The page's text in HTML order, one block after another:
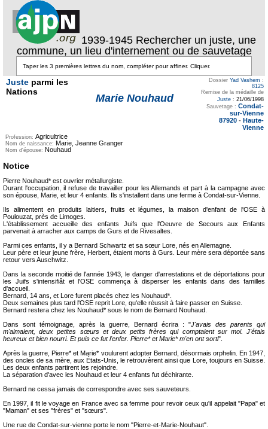
1939-1945 Rechercher un juste, une
commune, un lieu d'internement ou de sauvetage
Juste parmi les
Nations
Marie Nouhaud
Dossier Yad Vashem :
8125
Remise de la médaille de
Juste : 21/06/1998
Sauvetage : Condat-
sur-Vienne
87920 - Haute-
Vienne
Profession: Agricultrice
Nom de naissance: Marie, Jeanne Granger
Nom d'épouse: Nouhaud
Notice
Pierre Nouhaud* est ouvrier métallurgiste.
Durant l'occupation, il refuse de travailler pour les Allemands et part à la campagne avec
son épouse, Marie, et leur 4 enfants. Ils s'installent dans une ferme à Condat-sur-Vienne.
Ils alimentent en produits laitiers, fruits et légumes, la maison d'enfant de l'OSE à
Poulouzat, près de Limoges.
L'établissement accueille des enfants Juifs que l'Oeuvre de Secours aux Enfants
parvenait à arracher aux camps de Gurs et de Rivesaltes.
Parmi ces enfants, il y a Bernard Schwartz et sa sœur Lore, nés en Allemagne.
Leur père et leur jeune frère, Herbert, étaient morts à Gurs. Leur mère sera déportée sans
retour vers Auschwitz.
Dans la seconde moitié de l'année 1943, le danger d'arrestations et de déportations pour
les Juifs s'intensifiât et l'OSE commença à disperser les enfants dans des familles
d'accueil.
Bernard, 14 ans, et Lore furent placés chez les Nouhaud*.
Deux semaines plus tard l'OSE reprit Lore, qu'elle réussit à faire passer en Suisse.
Bernard restera chez les Nouhaud* sous le nom de Bernard Nouhaud.
Dans sont témoignage, après la guerre, Bernard écrira : "J'avais des parents qui
m'aimaient, deux petites sœurs et deux petits frères qui comptaient sur moi. J'étais
heureux et bien nourri. Et puis ce fut l'enfer. Pierre* et Marie* m'en ont sorti".
Après la guerre, Pierre* et Marie* voulurent adopter Bernard, désormais orphelin. En 1947,
des oncles de sa mère, aux États-Unis, le retrouvèrent ainsi que Lore, toujours en Suisse.
Les deux enfants partirent les rejoindre.
La séparation d'avec les Nouhaud et leur 4 enfants fut déchirante.
Bernard ne cessa jamais de correspondre avec ses sauveteurs.
En 1997, il fit le voyage en France avec sa femme pour revoir ceux qu'il appelait "Papa" et
"Maman" et ses "frères" et "sœurs".
Une rue de Condat-sur-vienne porte le nom "Pierre-et-Marie-Nouhaut".